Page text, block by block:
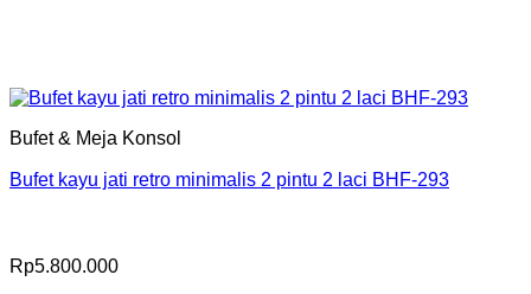
Bufet & Meja Konsol
Bufet kayu jati retro minimalis 2 pintu 2 laci BHF-293
Rp5.800.000